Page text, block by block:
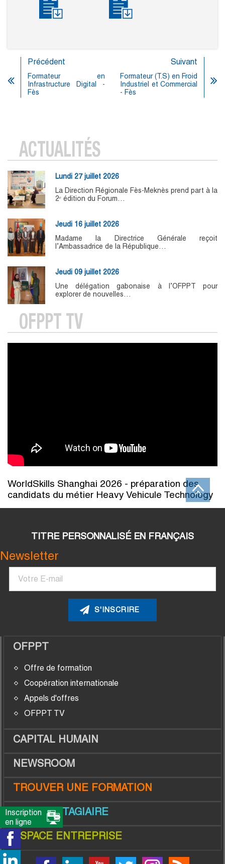
Formateur en
Infrastructure Digital -
Fès
Formateur (T.S) en Froid
Industriel et Commercial
- Fès
Précédent Suivant
ACTUALITÉS
Lundi 27 juillet 2026
La Direction Régionale Fès-Meknès prend part à la
2ᵉ édition du Forum…
Jeudi 16 juillet 2026
Madame la Directrice Générale reçoit
l’Ambassadrice de la République…
Jeudi 09 juillet 2026
Une délégation gabonaise à l’OFPPT pour
explorer de nouvelles…
OFPPT TV
WorldSkills Shanghai 2026 - préparation des
candidats du métier Heavy Vehicule Technology
TITRE PERSONNALISÉ EN FRANÇAIS
Newsletter
Courriel
OFPPT
Offre de formation
Coopération internationale
Appels d'offres
OFPPT TV
CAPITAL HUMAIN
NEWSROOM
TROUVER UNE FORMATION
ESPACE STAGIAIRE
ESPACE ENTREPRISE
Inscription
en ligne